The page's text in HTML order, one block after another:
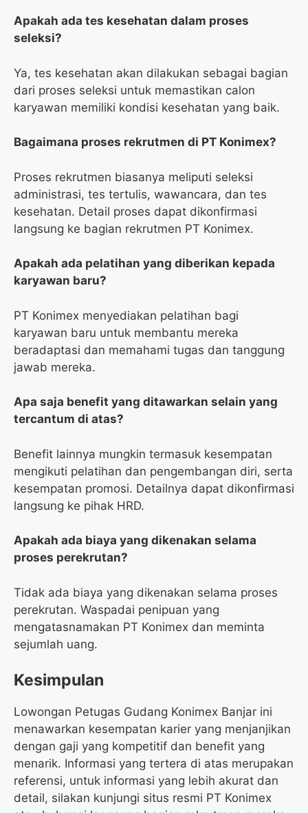
Apakah ada tes kesehatan dalam proses
seleksi?
Ya, tes kesehatan akan dilakukan sebagai bagian
dari proses seleksi untuk memastikan calon
karyawan memiliki kondisi kesehatan yang baik.
Bagaimana proses rekrutmen di PT Konimex?
Proses rekrutmen biasanya meliputi seleksi
administrasi, tes tertulis, wawancara, dan tes
kesehatan. Detail proses dapat dikonfirmasi
langsung ke bagian rekrutmen PT Konimex.
Apakah ada pelatihan yang diberikan kepada
karyawan baru?
PT Konimex menyediakan pelatihan bagi
karyawan baru untuk membantu mereka
beradaptasi dan memahami tugas dan tanggung
jawab mereka.
Apa saja benefit yang ditawarkan selain yang
tercantum di atas?
Benefit lainnya mungkin termasuk kesempatan
mengikuti pelatihan dan pengembangan diri, serta
kesempatan promosi. Detailnya dapat dikonfirmasi
langsung ke pihak HRD.
Apakah ada biaya yang dikenakan selama
proses perekrutan?
Tidak ada biaya yang dikenakan selama proses
perekrutan. Waspadai penipuan yang
mengatasnamakan PT Konimex dan meminta
sejumlah uang.
Kesimpulan
Lowongan Petugas Gudang Konimex Banjar ini
menawarkan kesempatan karier yang menjanjikan
dengan gaji yang kompetitif dan benefit yang
menarik. Informasi yang tertera di atas merupakan
referensi, untuk informasi yang lebih akurat dan
detail, silakan kunjungi situs resmi PT Konimex